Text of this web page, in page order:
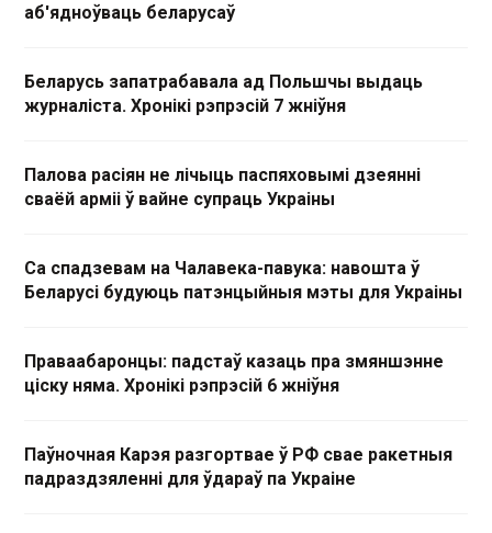
аб'ядноўваць беларусаў
Беларусь запатрабавала ад Польшчы выдаць
журналіста. Хронікі рэпрэсій 7 жніўня
Палова расіян не лічыць паспяховымі дзеянні
сваёй арміі ў вайне супраць Украіны
Са спадзевам на Чалавека-павука: навошта ў
Беларусі будуюць патэнцыйныя мэты для Украіны
Праваабаронцы: падстаў казаць пра змяншэнне
ціску няма. Хронікі рэпрэсій 6 жніўня
Паўночная Карэя разгортвае ў РФ свае ракетныя
падраздзяленні для ўдараў па Украіне